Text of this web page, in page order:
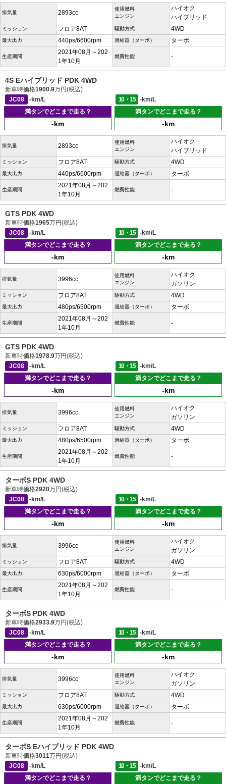
排気量 2893cc
使用燃料
エンジン
ハイオク
ハイブリッド
ミッション フロア8AT 駆動方式 4WD
最大出力 440ps/6600rpm 過給器（ターボ） ターボ
生産期間
2021年08月～202
1年10月
燃費性能 -
4S Eハイブリッド PDK 4WD
新車時価格1900.9万円(税込)
JC08
-km/L 10・15
-km/L
満タンでどこまで走る？
-km
満タンでどこまで走る？
-km
排気量 2893cc
使用燃料
エンジン
ハイオク
ハイブリッド
ミッション フロア8AT 駆動方式 4WD
最大出力 440ps/6600rpm 過給器（ターボ） ターボ
生産期間
2021年08月～202
1年10月
燃費性能 -
GTS PDK 4WD
新車時価格1965万円(税込)
JC08
-km/L 10・15
-km/L
満タンでどこまで走る？
-km
満タンでどこまで走る？
-km
排気量 3996cc
使用燃料
エンジン
ハイオク
ガソリン
ミッション フロア8AT 駆動方式 4WD
最大出力 480ps/6500rpm 過給器（ターボ） ターボ
生産期間
2021年08月～202
1年10月
燃費性能 -
GTS PDK 4WD
新車時価格1978.9万円(税込)
JC08
-km/L 10・15
-km/L
満タンでどこまで走る？
-km
満タンでどこまで走る？
-km
排気量 3996cc
使用燃料
エンジン
ハイオク
ガソリン
ミッション フロア8AT 駆動方式 4WD
最大出力 480ps/6500rpm 過給器（ターボ） ターボ
生産期間
2021年08月～202
1年10月
燃費性能 -
ターボS PDK 4WD
新車時価格2920万円(税込)
JC08
-km/L 10・15
-km/L
満タンでどこまで走る？
-km
満タンでどこまで走る？
-km
排気量 3996cc
使用燃料
エンジン
ハイオク
ガソリン
ミッション フロア8AT 駆動方式 4WD
最大出力 630ps/6000rpm 過給器（ターボ） ターボ
生産期間
2021年08月～202
1年10月
燃費性能 -
ターボS PDK 4WD
新車時価格2933.9万円(税込)
JC08
-km/L 10・15
-km/L
満タンでどこまで走る？
-km
満タンでどこまで走る？
-km
排気量 3996cc
使用燃料
エンジン
ハイオク
ガソリン
ミッション フロア8AT 駆動方式 4WD
最大出力 630ps/6000rpm 過給器（ターボ） ターボ
生産期間
2021年08月～202
1年10月
燃費性能 -
ターボS Eハイブリッド PDK 4WD
新車時価格3011万円(税込)
JC08
-km/L 10・15
-km/L
満タンでどこまで走る？
満タンでどこまで走る？